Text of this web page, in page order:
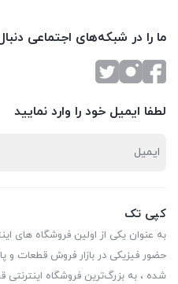
ما را در شبکه‌های اجتماعی
لطفا ایمیل خود را وارد نمایید
کپی تک
به عنوان یکی از اولین فروشگاه های
حضور فیزیکی در بازار فروش قطعات و
شده ، به بزرگ‌ترین فروشگاه اینترنتی